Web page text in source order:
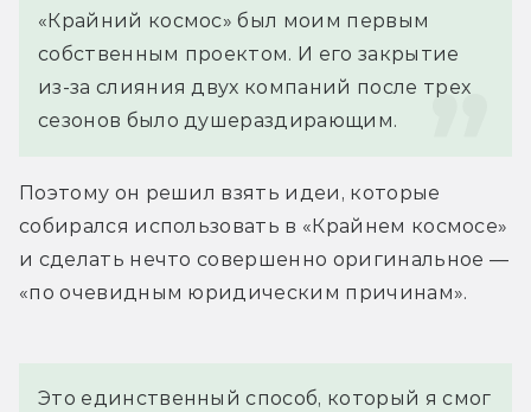
«Крайний космос» был моим первым
собственным проектом. И его закрытие
из-за слияния двух компаний после трех
сезонов было душераздирающим.
Поэтому он решил взять идеи, которые
собирался использовать в «Крайнем космосе»
и сделать нечто совершенно оригинальное —
«по очевидным юридическим причинам».
Это единственный способ, который я смог